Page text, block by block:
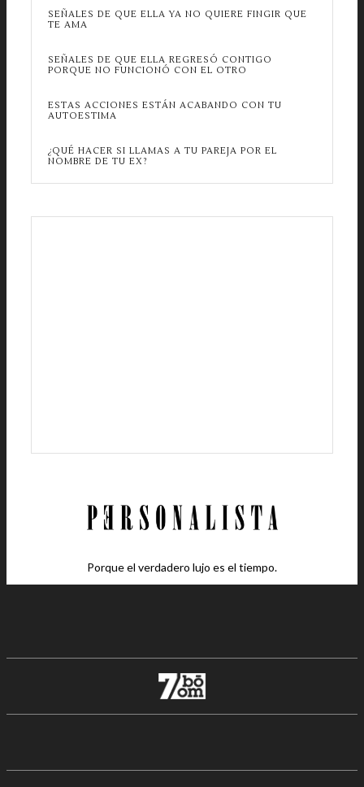
SEÑALES DE QUE ELLA YA NO QUIERE FINGIR QUE
TE AMA
SEÑALES DE QUE ELLA REGRESÓ CONTIGO
PORQUE NO FUNCIONÓ CON EL OTRO
ESTAS ACCIONES ESTÁN ACABANDO CON TU
AUTOESTIMA
¿QUÉ HACER SI LLAMAS A TU PAREJA POR EL
NOMBRE DE TU EX?
Porque el verdadero lujo es el tiempo.